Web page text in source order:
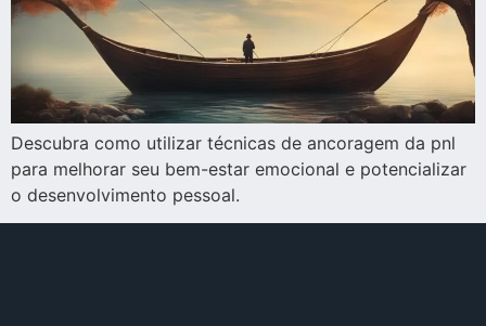
Descubra como utilizar técnicas de ancoragem da pnl
para melhorar seu bem-estar emocional e potencializar
o desenvolvimento pessoal.